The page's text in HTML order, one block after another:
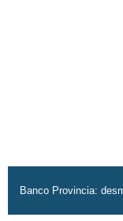
Banco Provincia: